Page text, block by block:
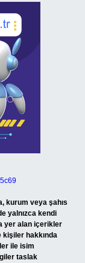
kurum veya şahıs
yalnızca kendi
yer alan içerikler
kişiler hakkında
ile isim
taslak